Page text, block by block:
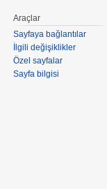
Araçlar
Sayfaya bağlantılar
İlgili değişiklikler
Özel sayfalar
Sayfa bilgisi